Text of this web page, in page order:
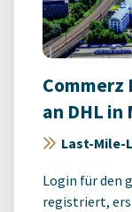
Commerz
an DHL in
Last-Mile-
Login für den
registriert,